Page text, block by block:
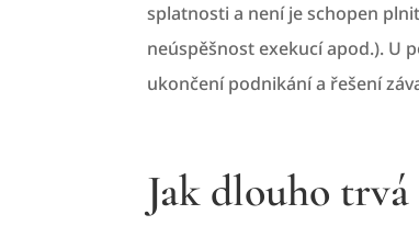
splatnosti a není je schopen
neúspěšnost exekucí apod.). U
ukončení podnikání a řešení
Jak dlouho